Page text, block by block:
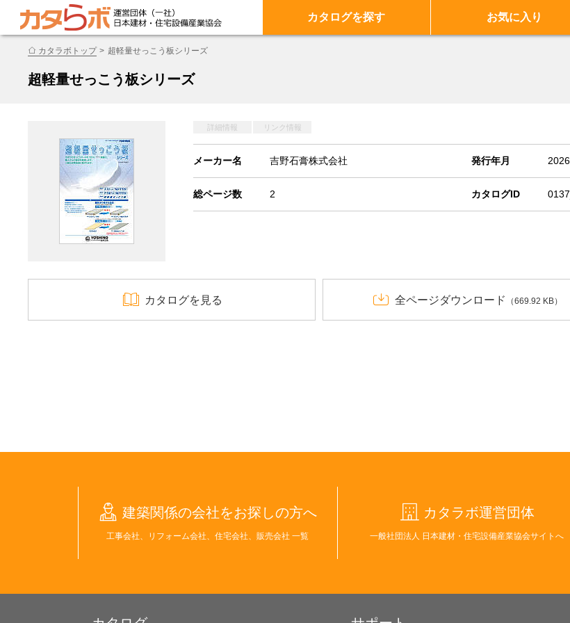
カタログを探す お気に入り
カタラボトップ 超軽量せっこう板シリーズ
超軽量せっこう板シリーズ
詳細情報 リンク情報
メーカー名 吉野石膏株式会社 発行年月
総ページ数 2 カタログID
カタログを見る 全ページダウンロード （669.92 KB）
建築関係の会社をお探しの方へ
工事会社、リフォーム会社、住宅会社、販売会社 一覧
カタラボ運営団体
一般社団法人 日本建材・住宅設備産業協会サイトへ